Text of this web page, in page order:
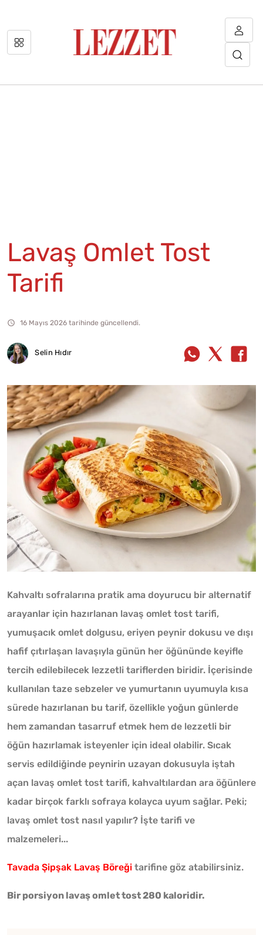
Lavaş Omlet Tost
Tarifi
16 Mayıs 2026 tarihinde güncellendi.
Selin Hıdır
Kahvaltı sofralarına pratik ama doyurucu bir alternatif
arayanlar için hazırlanan lavaş omlet tost tarifi,
yumuşacık omlet dolgusu, eriyen peynir dokusu ve dışı
hafif çıtırlaşan lavaşıyla günün her öğününde keyifle
tercih edilebilecek lezzetli tariflerden biridir. İçerisinde
kullanılan taze sebzeler ve yumurtanın uyumuyla kısa
sürede hazırlanan bu tarif, özellikle yoğun günlerde
hem zamandan tasarruf etmek hem de lezzetli bir
öğün hazırlamak isteyenler için ideal olabilir. Sıcak
servis edildiğinde peynirin uzayan dokusuyla iştah
açan lavaş omlet tost tarifi, kahvaltılardan ara öğünlere
kadar birçok farklı sofraya kolayca uyum sağlar. Peki;
lavaş omlet tost nasıl yapılır? İşte tarifi ve
malzemeleri...
Tavada Şipşak Lavaş Böreği tarifine göz atabilirsiniz.
Bir porsiyon lavaş omlet tost 280 kaloridir.